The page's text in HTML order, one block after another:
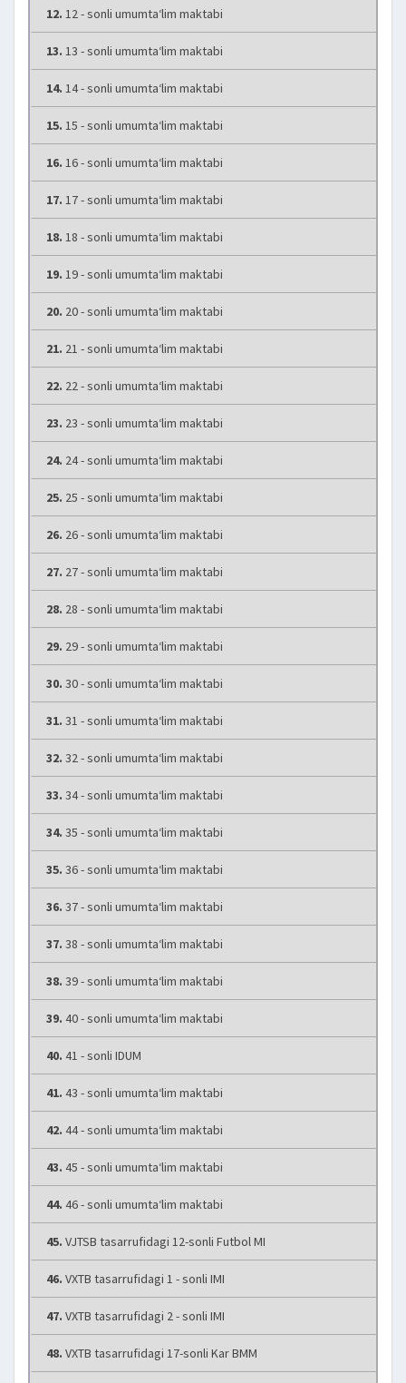
12. 12 - sonli umumta‘lim maktabi
13. 13 - sonli umumta‘lim maktabi
14. 14 - sonli umumta‘lim maktabi
15. 15 - sonli umumta‘lim maktabi
16. 16 - sonli umumta‘lim maktabi
17. 17 - sonli umumta‘lim maktabi
18. 18 - sonli umumta‘lim maktabi
19. 19 - sonli umumta‘lim maktabi
20. 20 - sonli umumta‘lim maktabi
21. 21 - sonli umumta‘lim maktabi
22. 22 - sonli umumta‘lim maktabi
23. 23 - sonli umumta‘lim maktabi
24. 24 - sonli umumta‘lim maktabi
25. 25 - sonli umumta‘lim maktabi
26. 26 - sonli umumta‘lim maktabi
27. 27 - sonli umumta‘lim maktabi
28. 28 - sonli umumta‘lim maktabi
29. 29 - sonli umumta‘lim maktabi
30. 30 - sonli umumta‘lim maktabi
31. 31 - sonli umumta‘lim maktabi
32. 32 - sonli umumta‘lim maktabi
33. 34 - sonli umumta‘lim maktabi
34. 35 - sonli umumta‘lim maktabi
35. 36 - sonli umumta‘lim maktabi
36. 37 - sonli umumta‘lim maktabi
37. 38 - sonli umumta‘lim maktabi
38. 39 - sonli umumta‘lim maktabi
39. 40 - sonli umumta‘lim maktabi
40. 41 - sonli IDUM
41. 43 - sonli umumta‘lim maktabi
42. 44 - sonli umumta‘lim maktabi
43. 45 - sonli umumta‘lim maktabi
44. 46 - sonli umumta‘lim maktabi
45. VJTSB tasarrufidagi 12-sonli Futbol MI
46. VXTB tasarrufidagi 1 - sonli IMI
47. VXTB tasarrufidagi 2 - sonli IMI
48. VXTB tasarrufidagi 17-sonli Kar BMM